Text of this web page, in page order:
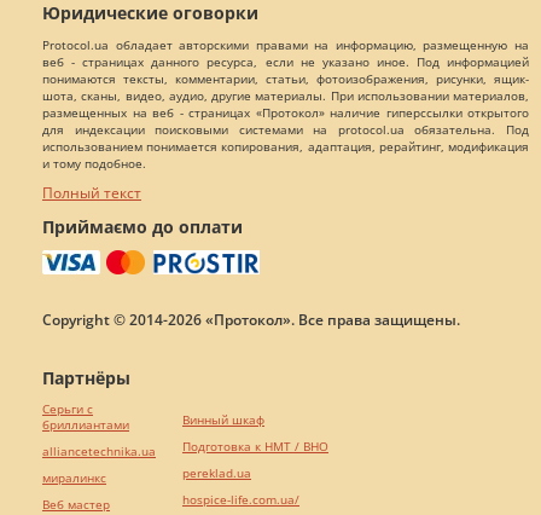
Юридические оговорки
Protocol.ua обладает авторскими правами на информацию, размещенную на
веб - страницах данного ресурса, если не указано иное. Под информацией
понимаются тексты, комментарии, статьи, фотоизображения, рисунки, ящик-
шота, сканы, видео, аудио, другие материалы. При использовании материалов,
размещенных на веб - страницах «Протокол» наличие гиперссылки открытого
для индексации поисковыми системами на protocol.ua обязательна. Под
использованием понимается копирования, адаптация, рерайтинг, модификация
и тому подобное.
Полный текст
Приймаємо до оплати
Copyright © 2014-2026 «Протокол». Все права защищены.
Партнёры
Серьги с
бриллиантами
alliancetechnika.ua
миралинкс
Веб мастер
Винный шкаф
Подготовка к НМТ / ВНО
pereklad.ua
hospice-life.com.ua/